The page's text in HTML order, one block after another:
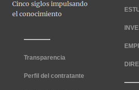
Transparencia
Perfil del contratante